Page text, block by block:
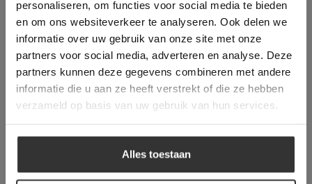
personaliseren, om functies voor social media te bieden
en om ons websiteverkeer te analyseren. Ook delen we
informatie over uw gebruik van onze site met onze
partners voor social media, adverteren en analyse. Deze
partners kunnen deze gegevens combineren met andere
informatie die u aan ze heeft verstrekt of die ze hebben
verzameld op basis van uw gebruik van hun services.
Alles toestaan
Flagstones | Aseria | Breukruw
Flagstones | Alta | Breukruw
gebruikerservaring te verbeteren. Door
gebruik te maken van onze website geeft u
toestemming voor alle cookies in
overeenstemming met ons cookiebeleid.Lees
verder
ALLES ACCEPTEREN
ALLES AFWIJZEN
DETAILS WEERGEVEN